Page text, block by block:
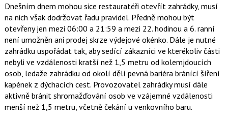
Dnešním dnem mohou sice restauratéři otevřít zahrádky, musí
na nich však dodržovat řadu pravidel. Předně mohou být
otevřeny jen mezi 06:00 a 21:59 a mezi 22. hodinou a 6. ranní
není umožněn ani prodej skrze výdejové okénko. Dále je nutné
zahrádku uspořádat tak, aby sedící zákazníci ve kterékoliv části
nebyli ve vzdálenosti kratší než 1,5 metru od kolemjdoucích
osob, ledaže zahrádku od okolí dělí pevná bariéra bránící šíření
kapének z dýchacích cest. Provozovatel zahrádky musí dále
aktivně bránit shromažďování osob ve vzájemné vzdálenosti
menší než 1,5 metru, včetně čekání u venkovního baru.